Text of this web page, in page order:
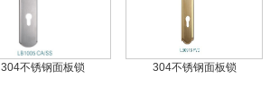
304不锈钢面板锁 304不锈钢面板锁